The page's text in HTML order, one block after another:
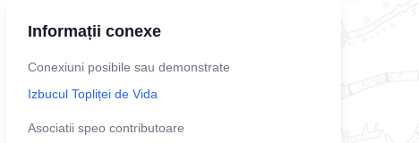
Informații conexe
Conexiuni posibile sau demonstrate
Izbucul Topliței de Vida
Asociatii speo contributoare